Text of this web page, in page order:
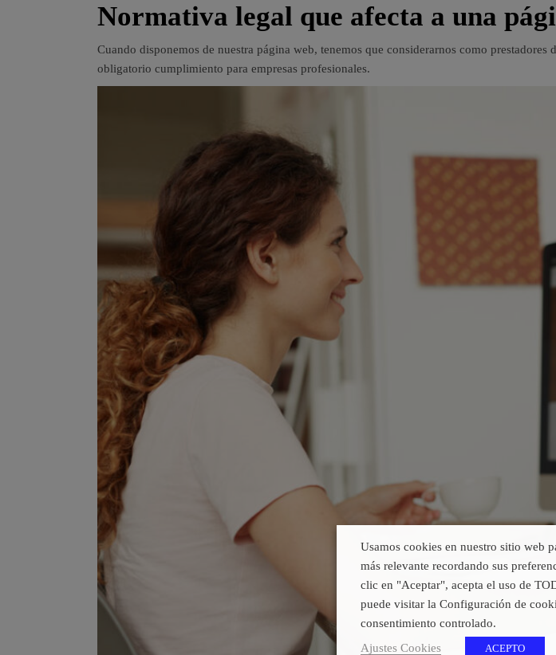
Normativa legal que afecta a una
Cuando disponemos de nuestra página web, tenemos que considerarnos como
obligatorio cumplimiento para empresas profesionales.
Usamos cookies en nuestro sitio web
más relevante recordando sus
clic en "Aceptar", acepta el uso de
puede visitar la Configuración de
consentimiento controlado.
Ajustes Cookies
ACEPTO